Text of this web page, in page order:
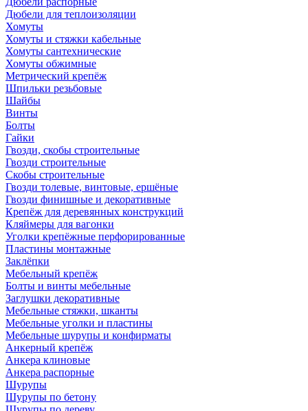
Дюбели для теплоизоляции
Хомуты
Хомуты и стяжки кабельные
Хомуты сантехнические
Хомуты обжимные
Метрический крепёж
Шпильки резьбовые
Шайбы
Винты
Болты
Гайки
Гвозди, скобы строительные
Гвозди строительные
Скобы строительные
Гвозди толевые, винтовые, ершёные
Гвозди финишные и декоративные
Крепёж для деревянных конструкций
Кляймеры для вагонки
Уголки крепёжные перфорированные
Пластины монтажные
Заклёпки
Мебельный крепёж
Болты и винты мебельные
Заглушки декоративные
Мебельные стяжки, шканты
Мебельные уголки и пластины
Мебельные шурупы и конфирматы
Анкерный крепёж
Анкера клиновые
Анкера распорные
Шурупы
Шурупы по бетону